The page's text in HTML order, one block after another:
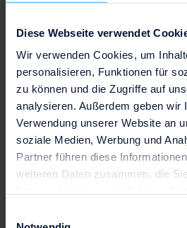
Diese Webseite verwendet
Wir verwenden Cookies, um
personalisieren, Funktionen für
zu können und die Zugriffe auf
analysieren. Außerdem geben wir
Verwendung unserer Website an
soziale Medien, Werbung und
Partner führen diese
weiteren Daten zusammen, die
Promotion